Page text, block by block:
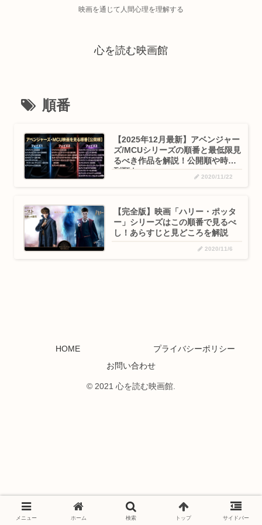
映画を通じて人間心理を理解する
心を読む映画館
順番
【2025年12月最新】アベンジャー
ズ/MCUシリーズの順番と最低限見
るべき作品を解説！公開順や時系
列順も
2020/11/22
【完全版】映画「ハリー・ポッタ
ー」シリーズはこの順番で見るべ
し！あらすじと見どころを解説
2020/11/6
HOME
プライバシーポリシー
お問い合わせ
© 2021 心を読む映画館.
メニュー ホーム 検索 トップ サイドバー